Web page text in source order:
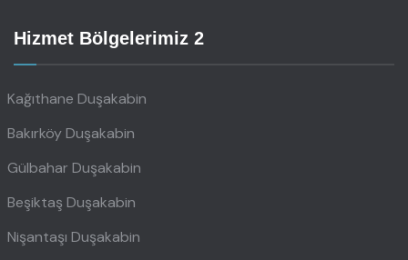
Hizmet Bölgelerimiz 2
Kağıthane Duşakabin
Bakırköy Duşakabin
Gülbahar Duşakabin
Beşiktaş Duşakabin
Nişantaşı Duşakabin